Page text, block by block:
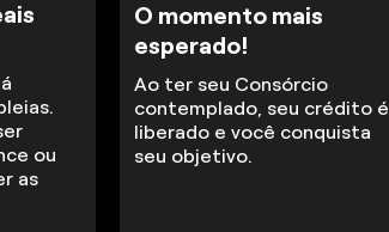
ou
as
O momento mais
esperado!
Ao ter seu Consórcio
contemplado, seu crédito é
liberado e você conquista
seu objetivo.